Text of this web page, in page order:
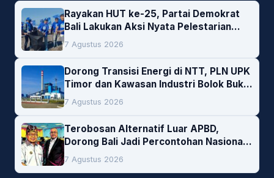
Rayakan HUT ke-25, Partai Demokrat
Bali Lakukan Aksi Nyata Pelestarian
Lingkungan
7 Agustus 2026
Dorong Transisi Energi di NTT, PLN UPK
Timor dan Kawasan Industri Bolok Buka
Peluang Investasi Woodchip untuk
Cofiring PLTU Bolok
7 Agustus 2026
Terobosan Alternatif Luar APBD,
Dorong Bali Jadi Percontohan Nasional
Pembiayaan Daerah
7 Agustus 2026